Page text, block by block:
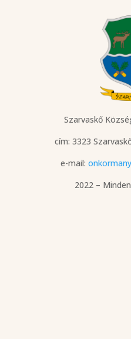
Szarvaskő
cím: 3323
e-mail:
2022 –